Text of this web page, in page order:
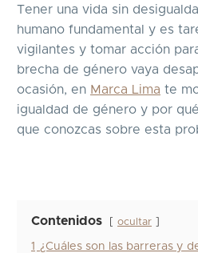
Tener una vida sin
humano fundamental y es
vigilantes y tomar acción
brecha de género vaya
ocasión, en Marca Lima te
igualdad de género y por
que conozcas sobre esta
Contenidos ocultar
1 ¿Cuáles son las barreras y